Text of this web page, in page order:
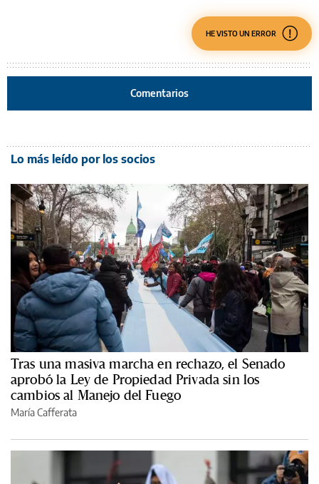
HE VISTO UN ERROR
Comentarios
Lo más leído por los socios
Tras una masiva marcha en rechazo, el Senado
aprobó la Ley de Propiedad Privada sin los
cambios al Manejo del Fuego
María Cafferata